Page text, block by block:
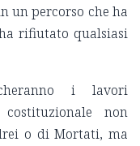
un percorso che ha
rifiutato qualsiasi
i lavori
non
o di Mortati, ma